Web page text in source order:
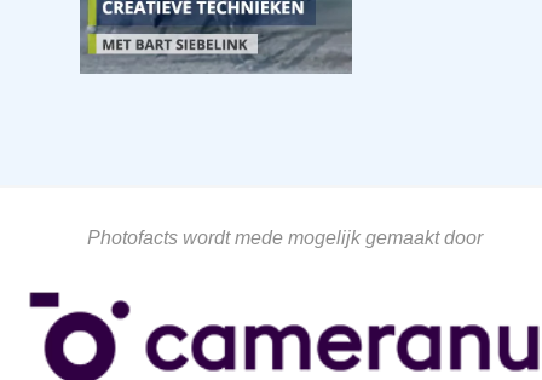
Photofacts wordt mede mogelijk gemaakt door